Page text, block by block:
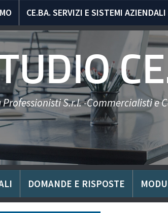
CE.BA. SERVIZI E SISTEMI AZIENDALI
S.r.l. -Commercialisti e
DOMANDE E RISPOSTE